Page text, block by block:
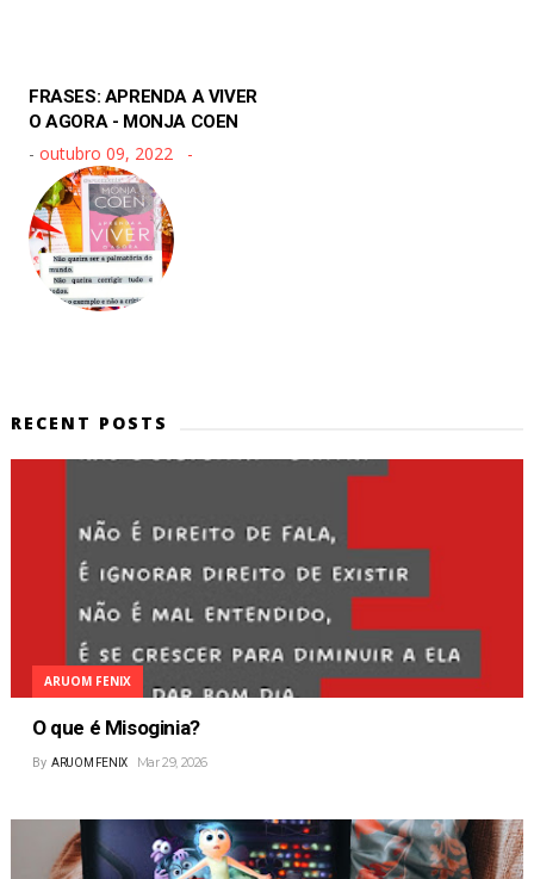
FRASES: APRENDA A VIVER
O AGORA - MONJA COEN
- outubro 09, 2022
RECENT POSTS
ARUOM FENIX
O que é Misoginia?
By ARUOM FENIX Mar 29, 2026